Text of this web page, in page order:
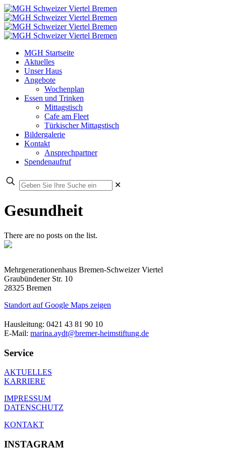
MGH Startseite
Aktuelles
Unser Haus
Angebote
Wochenplan
Essen und Trinken
Mittagstisch
Cafe am Fleet
Türkischer Mittagstisch
Bildergalerie
Kontakt
Ansprechpartner
Spendenaufruf
✕
Gesundheit
There are no posts on the list.
Mehrgenerationenhaus Bremen-Schweizer Viertel
Graubündener Str. 10
28325 Bremen
Standort auf Google Maps zeigen
Hausleitung: 0421 43 81 90 10
E-Mail: marina.aydt@bremer-heimstiftung.de
Service
AKTUELLES
KARRIERE
IMPRESSUM
DATENSCHUTZ
KONTAKT
INSTAGRAM